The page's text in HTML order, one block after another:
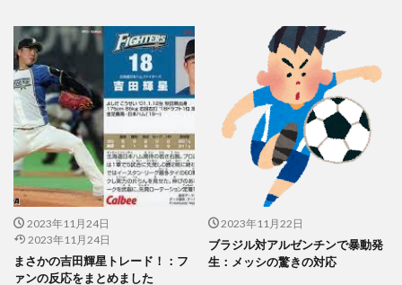
2023年11月24日
2023年11月24日
まさかの吉田輝星トレード！：フ
ァンの反応をまとめました
2023年11月22日
ブラジル対アルゼンチンで暴動発
生：メッシの驚きの対応